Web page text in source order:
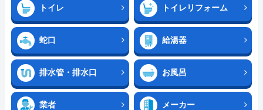
トイレ トイレリフォーム
蛇口 給湯器
排水管・排水口 お風呂
業者 メーカー